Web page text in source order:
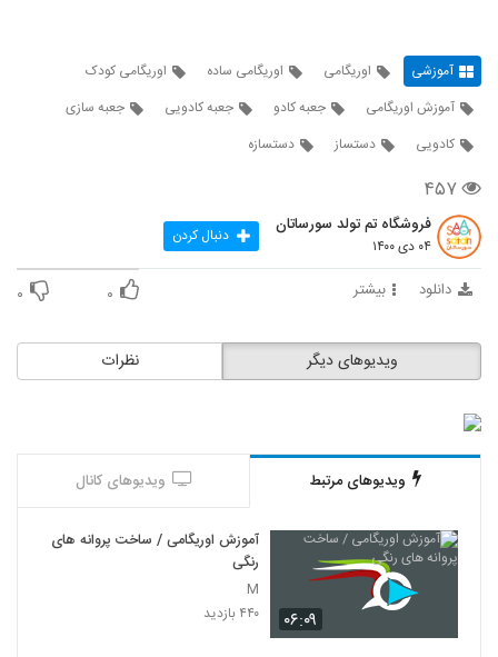
آموزشی اوریگامی اوریگامی ساده
اوریگامی کودک
آموزش اوریگامی
جعبه کادو جعبه کادویی
جعبه سازی
کادویی
دستساز دستسازه
۴۵۷
فروشگاه تم تولد سورساتان
۰۴ دی ۱۴۰۰ دنبال کردن
دانلود بیشتر ۰ ۰
نظرات ویدیوهای دیگر
ویدیوهای مرتبط ویدیوهای کانال
۰۶:۰۹
آموزش اوریگامی / ساخت پروانه های
رنگی
M
۴۴۰ بازدید